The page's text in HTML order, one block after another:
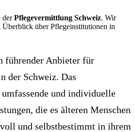
derPflegevermittlung Schweiz. Wir
Überblick über Pflegeinstitutionen in
führender Anbieter für
der Schweiz. Das
und individuelle
die es älteren Menschen
und selbstbestimmt in ihrem